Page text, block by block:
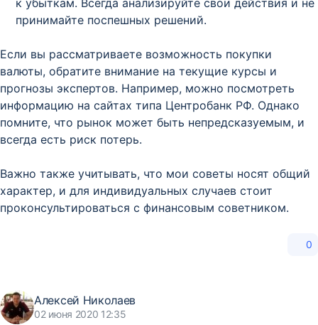
к убыткам. Всегда анализируйте свои действия и не
принимайте поспешных решений.
Если вы рассматриваете возможность покупки
валюты, обратите внимание на текущие курсы и
прогнозы экспертов. Например, можно посмотреть
информацию на сайтах типа Центробанк РФ. Однако
помните, что рынок может быть непредсказуемым, и
всегда есть риск потерь.
Важно также учитывать, что мои советы носят общий
характер, и для индивидуальных случаев стоит
проконсультироваться с финансовым советником.
0
Алексей Николаев
02 июня 2020 12:35